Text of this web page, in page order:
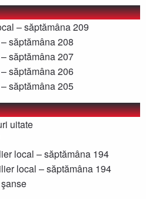
– săptămâna 209
săptămâna 208
săptămâna 207
săptămâna 206
săptămâna 205
uitate
local – săptămâna 194
local – săptămâna 194